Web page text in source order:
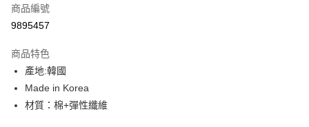
超商取貨付款
Apple Pay
街口支付
商品編號
9895457
商品特色
產地:韓國
Made in Korea
材質：棉+彈性纖維